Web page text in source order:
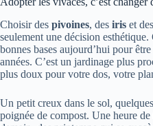
Choisir des pivoines, des iris et des
seulement une décision esthétique.
bonnes bases aujourd’hui pour
années. C’est un jardinage plus
plus doux pour votre dos, votre
Un petit creux dans le sol,
poignée de compost. Une heure